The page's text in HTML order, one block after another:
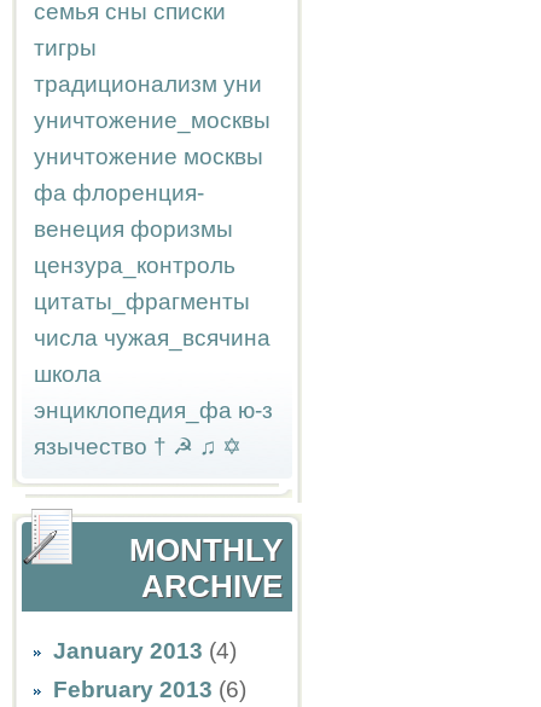
семья сны списки
тигры
традиционализм уни
уничтожение_москвы
уничтожение москвы
фа флоренция-
венеция форизмы
цензура_контроль
цитаты_фрагменты
числа чужая_всячина
школа
энциклопедия_фа ю-з
язычество † ☭ ♫ ✡
MONTHLY
ARCHIVE
January 2013 (4)
February 2013 (6)